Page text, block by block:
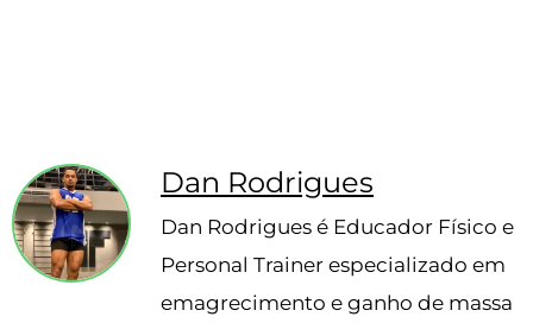
Dan Rodrigues
Dan Rodrigues é Educador Físico e
Personal Trainer especializado em
emagrecimento e ganho de massa